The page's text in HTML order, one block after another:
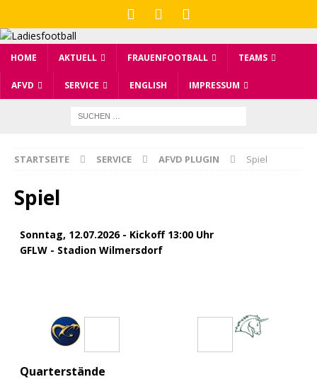
HOME AKTUELL FRAUENFOOTBALL TEAMS
AFVD SERVICE ENGLISH IMPRESSUM
STARTSEITE SERVICE AFVD PLUGIN Spiel
Spiel
Sonntag, 12.07.2026 - Kickoff 13:00 Uhr
GFLW - Stadion Wilmersdorf
Quarterstände